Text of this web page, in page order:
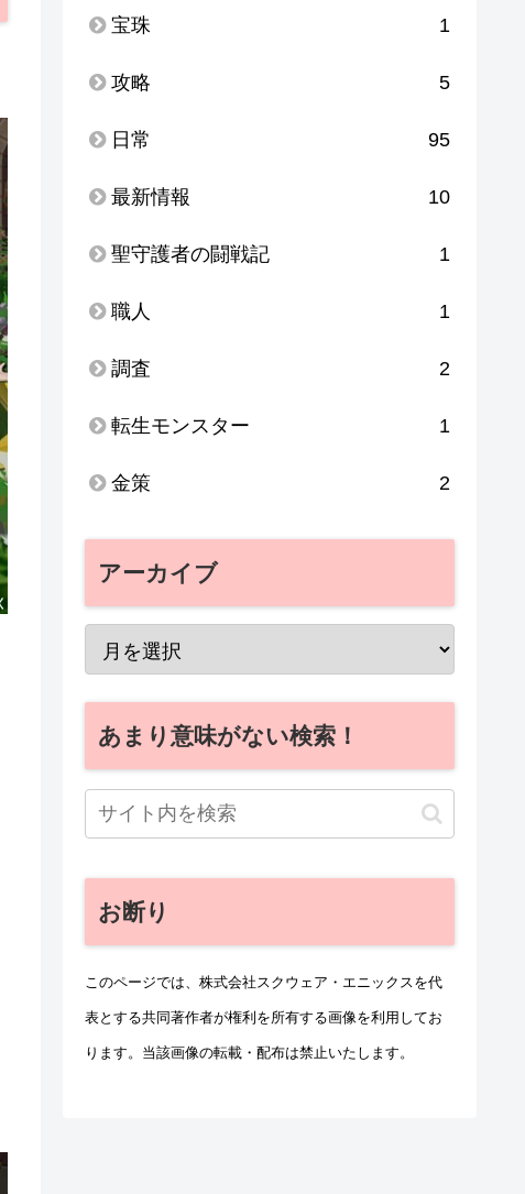
宝珠 1
攻略 5
日常 95
最新情報 10
聖守護者の闘戦記 1
職人 1
調査 2
転生モンスター 1
金策 2
アーカイブ
あまり意味がない検索！
お断り
このページでは、株式会社スクウェア・エニックスを代
表とする共同著作者が権利を所有する画像を利用してお
ります。当該画像の転載・配布は禁止いたします。